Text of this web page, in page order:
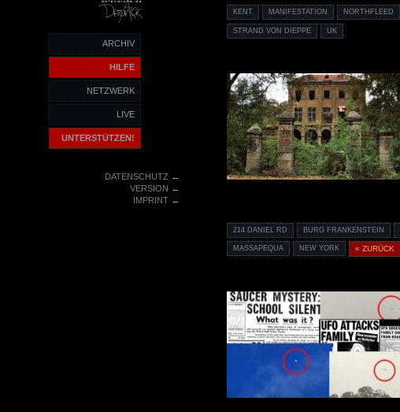
ARCHIV
HILFE
NETZWERK
LIVE
UNTERSTÜTZEN!
DATENSCHUTZ←
VERSION ←
IMPRINT←
KENT MANIFESTATION NORTHFLEED
STRAND VON DIEPPE UK
214 DANIEL RD BURG FRANKENSTEIN
MASSAPEQUA NEW YORK « ZURÜCK